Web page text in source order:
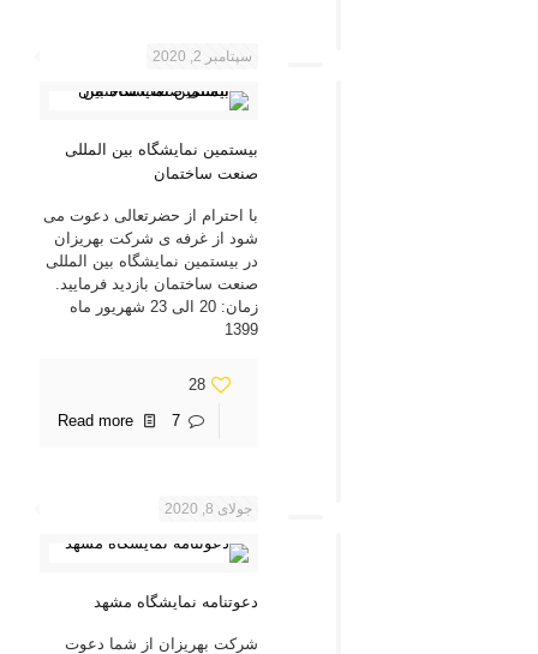
سپتامبر 2, 2020
بیستمین نمایشگاه بین المللی
صنعت ساختمان
با احترام از حضرتعالی دعوت می
شود از غرفه ی شرکت بهریزان
در بیستمین نمایشگاه بین المللی
صنعت ساختمان بازدید فرمایید.
زمان: 20 الی 23 شهریور ماه
1399
28
7
Read more
جولای 8, 2020
دعوتنامه نمایشگاه مشهد
شرکت بهریزان از شما دعوت